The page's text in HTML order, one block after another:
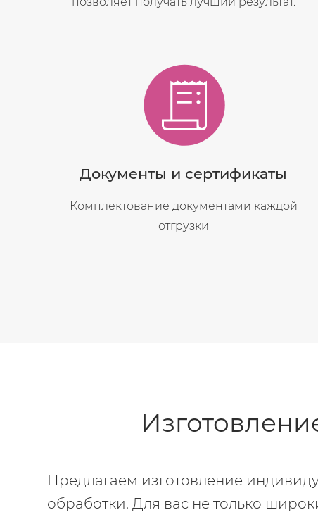
Документы и сертификаты
Комплектование документами каждой
отгрузки
Предлагаем изготовление
обработки. Для вас не только